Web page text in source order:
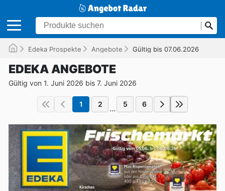
Edeka Prospekte Angebote Gültig bis 07.06.2026
EDEKA ANGEBOTE
Gültig von 1. Juni 2026 bis 7. Juni 2026
1 2 ... 5 6